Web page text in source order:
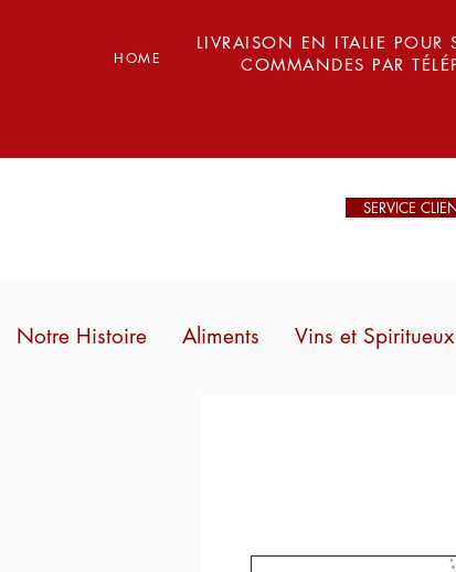
HOME
LIVRAISON EN ITALIE
COMMANDES PAR
SERVICE
Notre Histoire Aliments Vins et Spiritueux